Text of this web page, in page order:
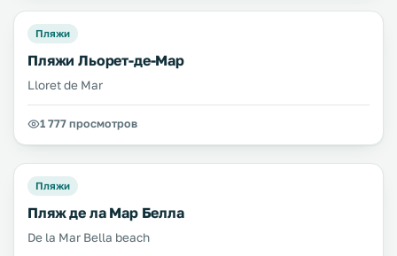
Пляжи
Пляжи Льорет-де-Мар
Lloret de Mar
1 777 просмотров
Пляжи
Пляж де ла Мар Белла
De la Mar Bella beach